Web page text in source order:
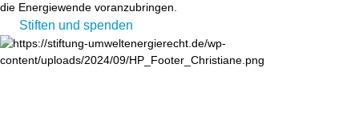
die Energiewende voranzubringen.
Stiften und spenden